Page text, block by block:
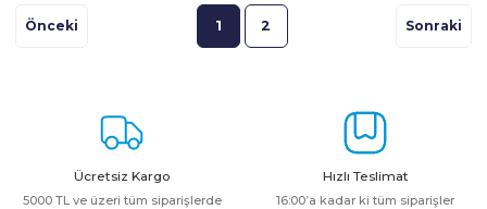
1 2
Ücretsiz Kargo
5000 TL ve üzeri tüm siparişlerde
Hızlı Teslimat
16:00’a kadar ki tüm siparişler